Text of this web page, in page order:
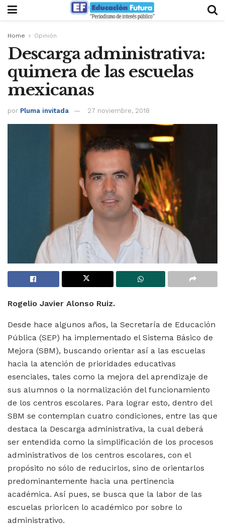
Home Opinión
Descarga administrativa:
quimera de las escuelas
mexicanas
por Pluma invitada 27 noviembre, 2018
Rogelio Javier Alonso Ruiz.
Desde hace algunos años, la Secretaría de Educación
Pública (SEP) ha implementado el Sistema Básico de
Mejora (SBM), buscando orientar así a las escuelas
hacia la atención de prioridades educativas
esenciales, tales como la mejora del aprendizaje de
sus alumnos o la normalización del funcionamiento
de los centros escolares. Para lograr esto, dentro del
SBM se contemplan cuatro condiciones, entre las que
destaca la Descarga administrativa, la cual deberá
ser entendida como la simplificación de los procesos
administrativos de los centros escolares, con el
propósito no sólo de reducirlos, sino de orientarlos
predominantemente hacia una pertinencia
académica. Así pues, se busca que la labor de las
escuelas prioricen lo académico por sobre lo
administrativo.